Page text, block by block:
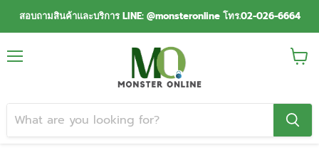
สอบถามสินค้าและบริการ LINE: @monsteronline โทร.02-026-6664
View